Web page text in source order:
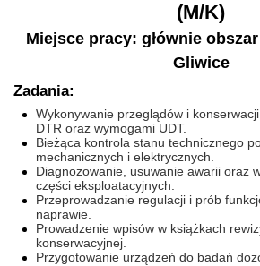
(M/K)
Miejsce pracy: głównie
Gliwice
Zadania:
Wykonywanie przeglądów i
DTR oraz wymogami UDT.
Bieżąca kontrola stanu technicznego
mechanicznych i elektrycznych.
Diagnozowanie, usuwanie awarii oraz
części eksploatacyjnych.
Przeprowadzanie regulacji i prób
naprawie.
Prowadzenie wpisów w książkach
konserwacyjnej.
Przygotowanie urządzeń do badań